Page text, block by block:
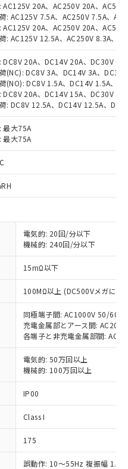
AC125V 20A、AC250V 20A、
: AC125V 7.5A、AC250V 7.5A、
AC125V 20A、AC250V 20A、
: AC125V 12.5A、AC250V 8.3A、
DC8V 20A、DC14V 20A、DC30V
(NC): DC8V 3A、DC14V 3A、
(NO): DC8V 1.5A、DC14V 1.5A、
DC8V 20A、DC14V 15A、DC30V
: DC8V 12.5A、DC14V 12.5A、
最大75A
最大75A
電気的: 20回/分以下
機械的: 240回/分以下
15mΩ以下
100MΩ以上 (DC500Vメガにて)
同極端子間: AC1000V 50/
充電金属部とアース間:
各端子と非充電金属部間:
電気的: 50万回以上
機械的: 100万回以上
IP00
Class I
175
誤動作: 10～55Hz 複振幅
だき、同意のうえ
制御機器事業取扱
および標準価格
いただくもので
扱商品の中には、
となる商品もある
い。
時点での社内デー
るものであり、閲
際の在庫および標
合があることをご
（10物質）の非含
替える予定のある
指令（10物質）の
、対応品を出す予
指令（10物質）の
中または確認中の
など無形物で、有
商品です。
非含有部品として
明した場合などや
ります。
1000ppm以下、 カド
、ポリ臭化ビフェニル
酸ビス(2-エチルヘキシ
有率が中国RoHSの
示します。
有率が中国RoHSの
を示します。
販売部門へお問
T26572)：
、 Cd(カドミウ
リ臭化ジフェニルエーテ
製品のうち、外国
法に定める商品
する場合は、日本
たは役務取引許
必要な手続きを